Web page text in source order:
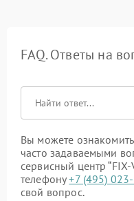
FAQ. Ответы на
Вы можете
часто задаваемыми
сервисный центр
телефону+7 (495)
свой вопрос.